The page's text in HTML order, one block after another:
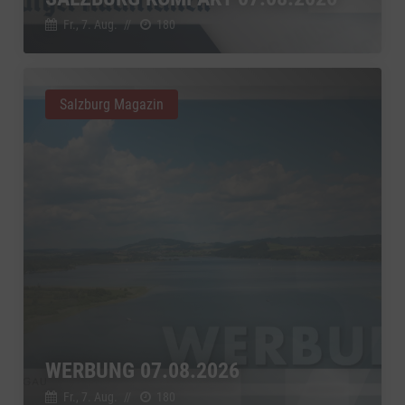
Fr., 7. Aug. // 180
WERBUNG 07.08.2026
Salzburg Magazin
Google Ireland Limited, Irland